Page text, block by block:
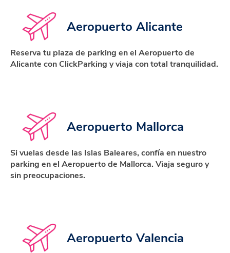
Aeropuerto Alicante
Reserva tu plaza de parking en el Aeropuerto de
Alicante con ClickParking y viaja con total tranquilidad.
Aeropuerto Mallorca
Si vuelas desde las Islas Baleares, confía en nuestro
parking en el Aeropuerto de Mallorca. Viaja seguro y
sin preocupaciones.
Aeropuerto Valencia